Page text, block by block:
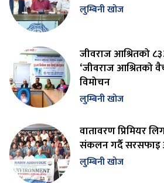
लुम्बिनी खोज
जीवराज आश्रितको
‘जीवराज आश्रितको
विमोचन
लुम्बिनी खोज
वातावरण प्रिमियर
संकलन गर्दै सरसफाइ
लुम्बिनी खोज